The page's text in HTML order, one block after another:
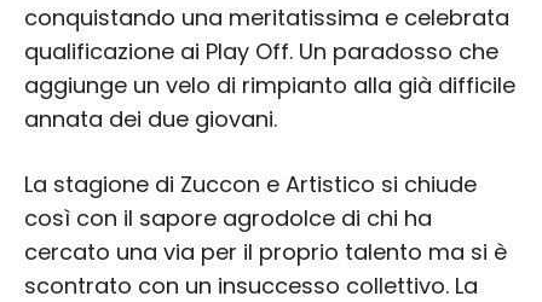
conquistando una meritatissima e celebrata
qualificazione ai Play Off. Un paradosso che
aggiunge un velo di rimpianto alla già difficile
annata dei due giovani.
La stagione di Zuccon e Artistico si chiude
così con il sapore agrodolce di chi ha
cercato una via per il proprio talento ma si è
scontrato con un insuccesso collettivo. La